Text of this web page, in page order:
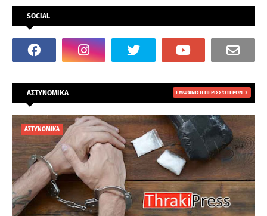
SOCIAL
ΑΣΤΥΝΟΜΙΚΑ ΕΜΦΆΝΙΣΗ ΠΕΡΙΣΣΌΤΕΡΩΝ
ΑΣΤΥΝΟΜΙΚΑ